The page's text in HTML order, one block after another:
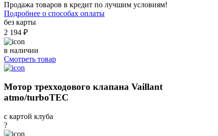
Продажа товаров в кредит по лучшим условиям!
Подробнее о способах оплаты
без карты
2 194 ₽
в наличии
Смотреть товар
Мотор трехходового клапана Vaillant
atmo/turboTEC
с картой клуба
?